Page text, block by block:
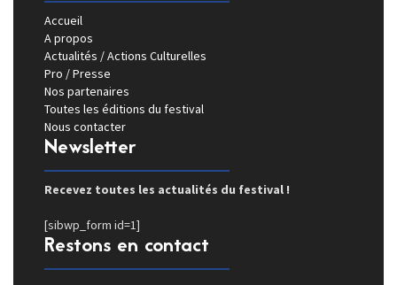
Accueil
A propos
Actualités / Actions Culturelles
Pro / Presse
Nos partenaires
Toutes les éditions du festival
Nous contacter
Newsletter
Recevez toutes les actualités du festival !
[sibwp_form id=1]
Restons en contact